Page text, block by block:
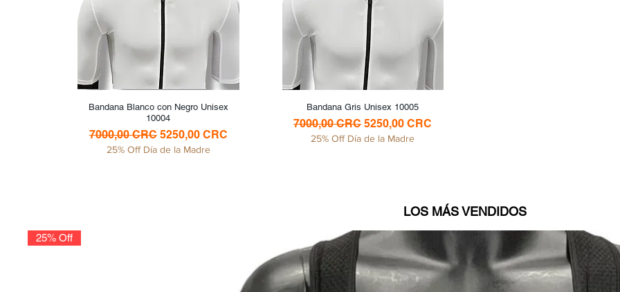
Vista rápida
Bandana Blanco con Negro Unisex
10004
Precio
7000,00 CRC Precio de oferta
5250,00 CRC
25% Off Día de la Madre
Vista rápida
Bandana Gris Unisex 10005
Precio
7000,00 CRCPrecio de oferta
5250,00 CRC
25% Off Día de la Madre
LOS MÁS VENDIDOS
25% Off